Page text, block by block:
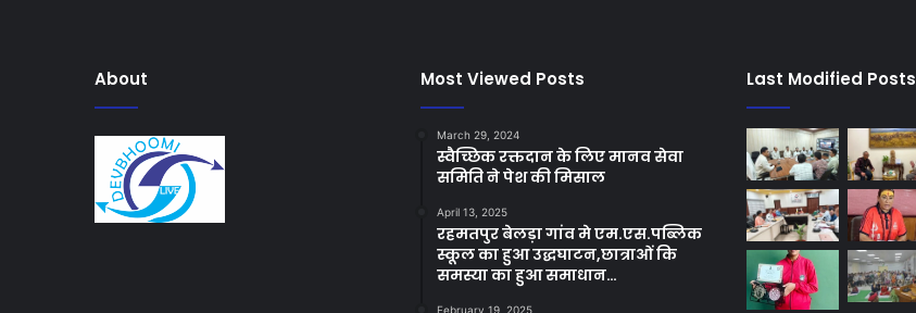
About Most Viewed Posts
March 29, 2024
स्वैच्छिक रक्तदान के लिए मानव सेवा
समिति ने पेश की मिसाल
April 13, 2025
रहमतपुर बेलड़ा गांव मे एम.एस.पब्लिक
स्कूल का हुआ उद्धघाटन,छात्राओं कि
समस्या का हुआ समाधान…
February 19, 2025
Last Modified Posts